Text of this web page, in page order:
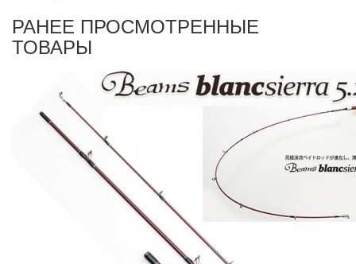
РАНЕЕ ПРОСМОТРЕННЫЕ
ТОВАРЫ